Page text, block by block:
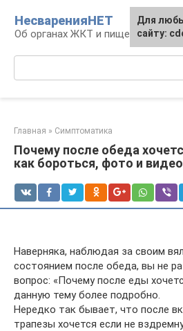
контенту
НесваренияНЕТ
Об органах ЖКТ и пищеварении
Главная » Симптоматика
Почему после обеда
как бороться, фото и видео
Наверняка, наблюдая за своим
состоянием после обеда, вы не
вопрос: «Почему после еды
данную тему более подробно.
Нередко так бывает, что после
трапезы хочется если не
Для
сайту: